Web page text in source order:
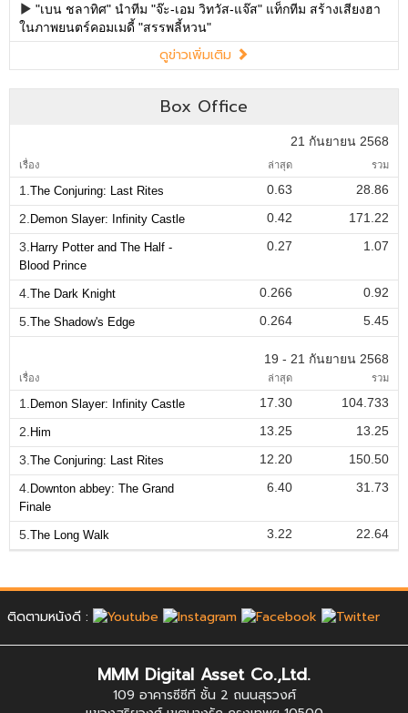
"เบน ชลาทิศ" นำทีม "จ๊ะ-เอม วิทวัส-แจ๊ส" แท็กทีม สร้างเสียงฮา
ในภาพยนตร์คอมเมดี้ "สรรพลี้หวน"
ดูข่าวเพิ่มเติม
Box Office
21 กันยายน 2568
เรื่อง ล่าสุด รวม
1. The Conjuring: Last Rites 0.63
28.86
2. Demon Slayer: Infinity Castle 0.42
171.22
3. Harry Potter and The Half -
Blood Prince
0.27 1.07
4. The Dark Knight 0.266
0.92
5. The Shadow's Edge 0.264 5.45
19 - 21 กันยายน 2568
เรื่อง ล่าสุด รวม
1. Demon Slayer: Infinity Castle 17.30
104.733
2. Him 13.25
13.25
3. The Conjuring: Last Rites 12.20
150.50
4. Downton abbey: The Grand
Finale
6.40 31.73
5. The Long Walk 3.22 22.64
ติดตามหนังดี :
MMM Digital Asset Co.,Ltd.
109 อาคารซีซีที ชั้น 2 ถนนสุรวงศ์